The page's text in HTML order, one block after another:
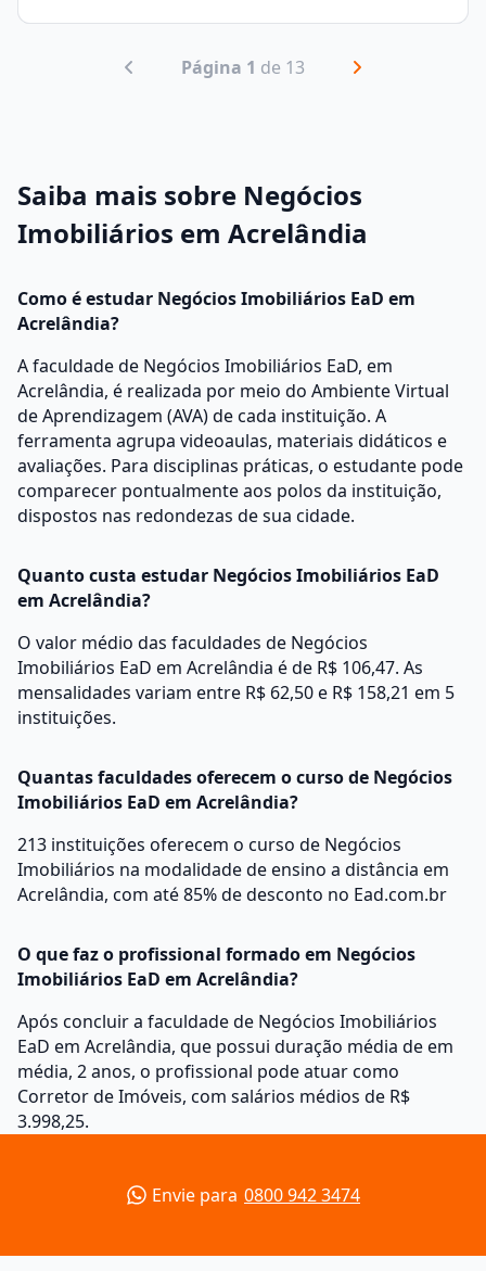
Página 1 de 13
Saiba mais sobre Negócios
Imobiliários em Acrelândia
Como é estudar Negócios Imobiliários EaD em
Acrelândia?
A faculdade de Negócios Imobiliários EaD, em
Acrelândia, é realizada por meio do Ambiente Virtual
de Aprendizagem (AVA) de cada instituição. A
ferramenta agrupa videoaulas, materiais didáticos e
avaliações. Para disciplinas práticas, o estudante pode
comparecer pontualmente aos polos da instituição,
dispostos nas redondezas de sua cidade.
Quanto custa estudar Negócios Imobiliários EaD
em Acrelândia?
O valor médio das faculdades de Negócios
Imobiliários EaD em Acrelândia é de R$ 106,47. As
mensalidades variam entre R$ 62,50 e R$ 158,21 em 5
instituições.
Quantas faculdades oferecem o curso de Negócios
Imobiliários EaD em Acrelândia?
213 instituições oferecem o curso de Negócios
Imobiliários na modalidade de ensino a distância em
Acrelândia, com até 85% de desconto no Ead.com.br
O que faz o profissional formado em Negócios
Imobiliários EaD em Acrelândia?
Após concluir a faculdade de Negócios Imobiliários
EaD em Acrelândia, que possui duração média de em
média, 2 anos, o profissional pode atuar como
Corretor de Imóveis, com salários médios de R$
3.998,25.
Envie para 0800 942 3474